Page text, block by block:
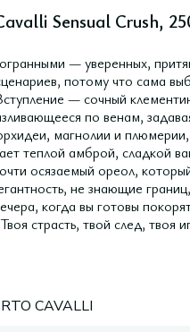
Sensual Crush,
— уверенных,
потому что сама
— сочный
по венам,
магнолии и
теплой амброй, сладкой
осязаемый ореол,
не знающие
когда вы готовы
страсть, твой след, твоя
CAVALLI